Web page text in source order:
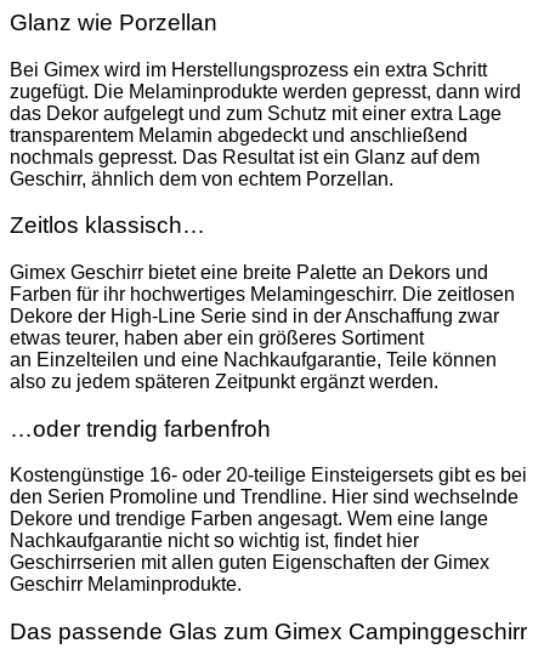
Glanz wie Porzellan
Bei Gimex wird im Herstellungsprozess ein extra Schritt
zugefügt. Die Melaminprodukte werden gepresst, dann wird
das Dekor aufgelegt und zum Schutz mit einer extra Lage
transparentem Melamin abgedeckt und anschließend
nochmals gepresst. Das Resultat ist ein Glanz auf dem
Geschirr, ähnlich dem von echtem Porzellan.
Zeitlos klassisch…
Gimex Geschirr bietet eine breite Palette an Dekors und
Farben für ihr hochwertiges Melamingeschirr. Die zeitlosen
Dekore der High-Line Serie sind in der Anschaffung zwar
etwas teurer, haben aber ein größeres Sortiment
an Einzelteilen und eine Nachkaufgarantie, Teile können
also zu jedem späteren Zeitpunkt ergänzt werden.
…oder trendig farbenfroh
Kostengünstige 16- oder 20-teilige Einsteigersets gibt es bei
den Serien Promoline und Trendline. Hier sind wechselnde
Dekore und trendige Farben angesagt. Wem eine lange
Nachkaufgarantie nicht so wichtig ist, findet hier
Geschirrserien mit allen guten Eigenschaften der Gimex
Geschirr Melaminprodukte.
Das passende Glas zum Gimex Campinggeschirr